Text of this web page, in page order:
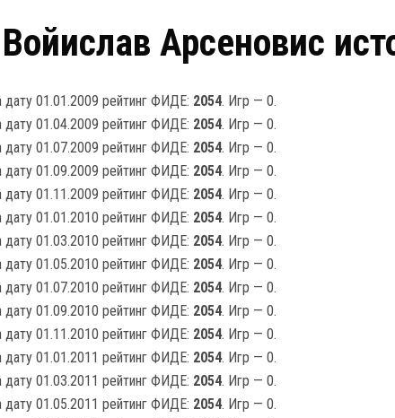
Войислав Арсеновиc
дату 01.01.2009 рейтинг ФИДЕ: 2054. Игр — 0.
дату 01.04.2009 рейтинг ФИДЕ: 2054. Игр — 0.
дату 01.07.2009 рейтинг ФИДЕ: 2054. Игр — 0.
дату 01.09.2009 рейтинг ФИДЕ: 2054. Игр — 0.
дату 01.11.2009 рейтинг ФИДЕ: 2054. Игр — 0.
дату 01.01.2010 рейтинг ФИДЕ: 2054. Игр — 0.
дату 01.03.2010 рейтинг ФИДЕ: 2054. Игр — 0.
дату 01.05.2010 рейтинг ФИДЕ: 2054. Игр — 0.
дату 01.07.2010 рейтинг ФИДЕ: 2054. Игр — 0.
дату 01.09.2010 рейтинг ФИДЕ: 2054. Игр — 0.
дату 01.11.2010 рейтинг ФИДЕ: 2054. Игр — 0.
дату 01.01.2011 рейтинг ФИДЕ: 2054. Игр — 0.
дату 01.03.2011 рейтинг ФИДЕ: 2054. Игр — 0.
дату 01.05.2011 рейтинг ФИДЕ: 2054. Игр — 0.